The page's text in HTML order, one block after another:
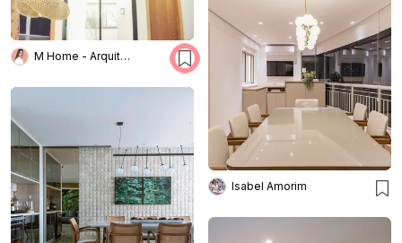
M Home - Arquitetura e Interiores
Isabel Amorim